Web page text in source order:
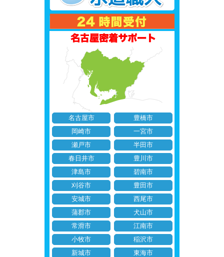
名古屋市
豊橋市
岡崎市
一宮市
瀬戸市
半田市
春日井市
豊川市
津島市
碧南市
刈谷市
豊田市
安城市
西尾市
蒲郡市
犬山市
常滑市
江南市
小牧市
稲沢市
新城市
東海市